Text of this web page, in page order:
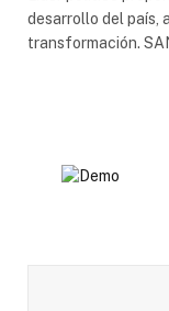
desarrollo del país,
transformación.